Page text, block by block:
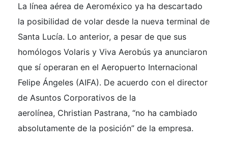
La línea aérea de Aeroméxico ya ha descartado
la posibilidad de volar desde la nueva terminal de
Santa Lucía. Lo anterior, a pesar de que sus
homólogos Volaris y Viva Aerobús ya anunciaron
que sí operaran en el Aeropuerto Internacional
Felipe Ángeles (AIFA). De acuerdo con el director
de Asuntos Corporativos de la
aerolínea, Christian Pastrana, “no ha cambiado
absolutamente de la posición” de la empresa.